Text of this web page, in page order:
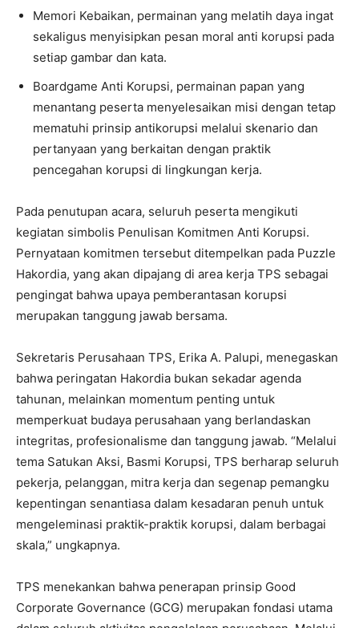
Memori Kebaikan, permainan yang melatih daya ingat
sekaligus menyisipkan pesan moral anti korupsi pada
setiap gambar dan kata.
Boardgame Anti Korupsi, permainan papan yang
menantang peserta menyelesaikan misi dengan tetap
mematuhi prinsip antikorupsi melalui skenario dan
pertanyaan yang berkaitan dengan praktik
pencegahan korupsi di lingkungan kerja.
Pada penutupan acara, seluruh peserta mengikuti
kegiatan simbolis Penulisan Komitmen Anti Korupsi.
Pernyataan komitmen tersebut ditempelkan pada Puzzle
Hakordia, yang akan dipajang di area kerja TPS sebagai
pengingat bahwa upaya pemberantasan korupsi
merupakan tanggung jawab bersama.
Sekretaris Perusahaan TPS, Erika A. Palupi, menegaskan
bahwa peringatan Hakordia bukan sekadar agenda
tahunan, melainkan momentum penting untuk
memperkuat budaya perusahaan yang berlandaskan
integritas, profesionalisme dan tanggung jawab. “Melalui
tema Satukan Aksi, Basmi Korupsi, TPS berharap seluruh
pekerja, pelanggan, mitra kerja dan segenap pemangku
kepentingan senantiasa dalam kesadaran penuh untuk
mengeleminasi praktik-praktik korupsi, dalam berbagai
skala,” ungkapnya.
TPS menekankan bahwa penerapan prinsip Good
Corporate Governance (GCG) merupakan fondasi utama